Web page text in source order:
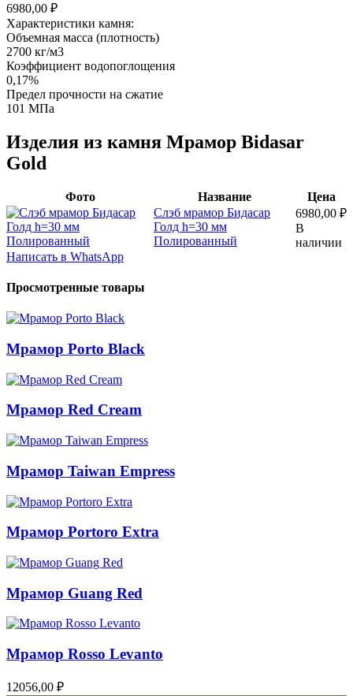
6980,00 ₽
Характеристики камня:
Объемная масса (плотность)
2700 кг/м3
Коэффициент водопоглощения
0,17%
Предел прочности на сжатие
101 МПа
Изделия из камня Мрамор Bidasar
Gold
Фото Название
Цена
Слэб мрамор Бидасар
Голд h=30 мм
Полированный
6980,00 ₽
В
наличии
Написать в WhatsApp
Просмотренные товары
Мрамор Porto Black
Мрамор Red Cream
Мрамор Taiwan Empress
Мрамор Portoro Extra
Мрамор Guang Red
Мрамор Rosso Levanto
12056,00 ₽